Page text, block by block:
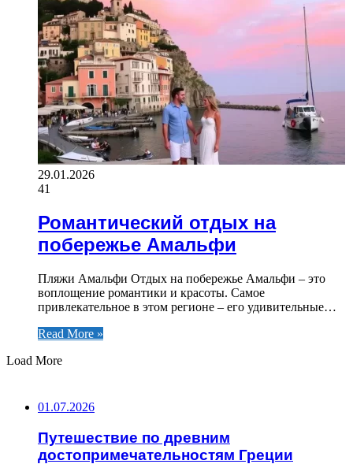
29.01.2026
41
Романтический отдых на
побережье Амальфи
Пляжи Амальфи Отдых на побережье Амальфи – это
воплощение романтики и красоты. Самое
привлекательное в этом регионе – его удивительные…
Read More »
Load More
01.07.2026
Путешествие по древним
достопримечательностям Греции